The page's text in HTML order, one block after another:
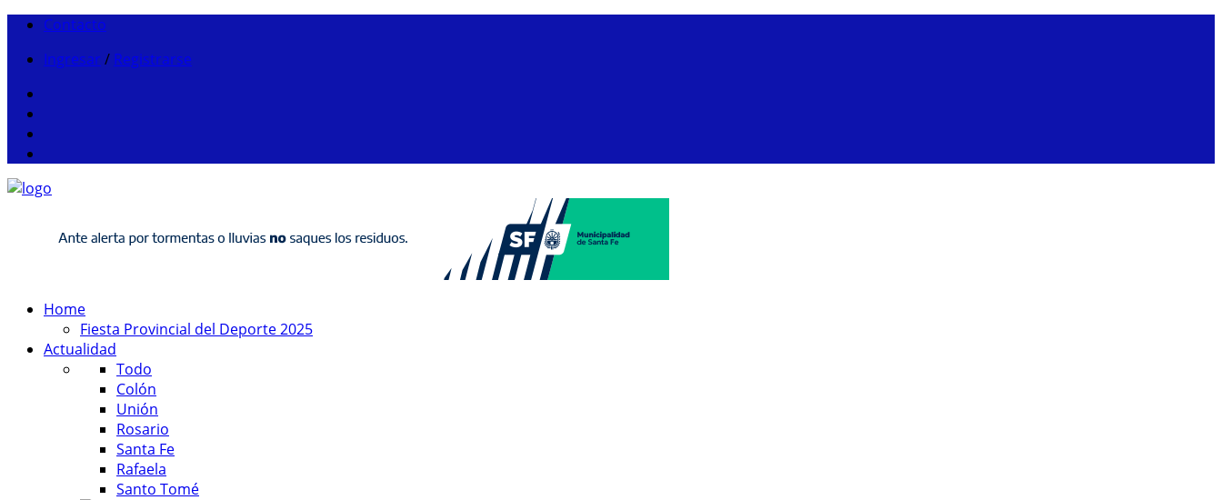
Contacto
Ingresar / Registrarse
Home
Fiesta Provincial del Deporte 2025
Actualidad
Todo
Colón
Unión
Rosario
Santa Fe
Rafaela
Santo Tomé